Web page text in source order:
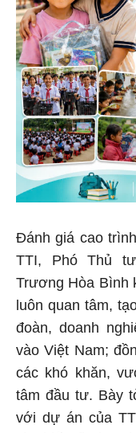
Đánh giá cao
TTI, Phó Thủ
Trương Hòa Bình
luôn quan tâm,
đoàn, doanh
vào Việt Nam;
các khó khăn,
tâm đầu tư. Bày
với dự án của